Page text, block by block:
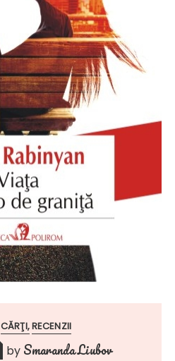
CĂRŢI RECENZII
by Smaranda Liubov